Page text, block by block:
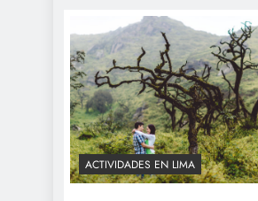
ACTIVIDADES EN LIMA